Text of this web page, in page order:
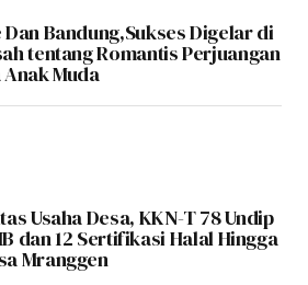
Bandung,Sukses Digelar di
tentang Romantis Perjuangan
Anak Muda
Usaha Desa, KKN-T 78 Undip
dan 12 Sertifikasi Halal Hingga
Mranggen